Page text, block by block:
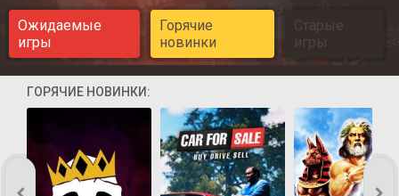
Ожидаемые
игры
Горячие
новинки
Старые
игры
ГОРЯЧИЕ НОВИНКИ: